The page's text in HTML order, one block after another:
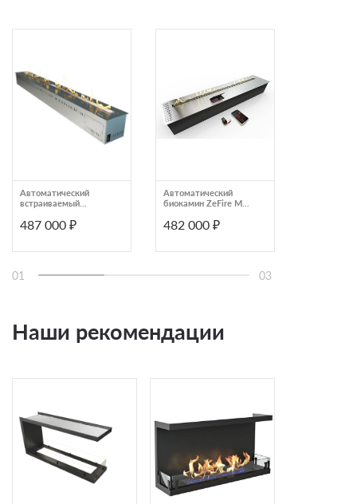
Автоматический
встраиваемый
Andalle 1800, графит
487 000 ₽
Автоматический
биокамин ZeFire М
ДУ (ZeFire)
482 000 ₽
01 03
Наши рекомендации